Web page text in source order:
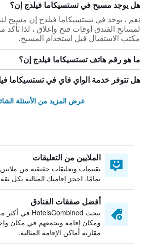
هل يوجد مسبح في تستسيكاما فيلدج إن؟
نعم ، يوجد في تستسيكاما فيلدج إن مسبح
لمسابح الفندق أوقات فتح وإغلاق ، لذا تأكد
مكتب الاستقبال قبل استخدام المسبح.
ما هو رقم هاتف تستسيكاما فيلدج إن؟
هل تتوفر خدمة الواي فاي في تستسيكاما
عرض المزيد من الأسئلة
الملايين من التعليقات
تقييمات وتعليقات حقيقية من ملايين
تمامًا. احجز إقامتك المثالية بكل
أفضل صفقات الفنادق
ومكان إقامة ويجمعهم في مكان
مقارنة أماكن الإقامة المثالية.